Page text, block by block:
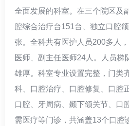
全面发展的科室。在三个院区及
腔综合治疗台151台、独立口腔
张。全科共有医护人员200多人
医师、副主任医师24人。人员梯
雄厚。科室专业设置完整，门类
科、口腔治疗、口腔修复、口腔
口腔、牙周病、颞下颌关节、口
需医疗等门诊，共涵盖13个口腔